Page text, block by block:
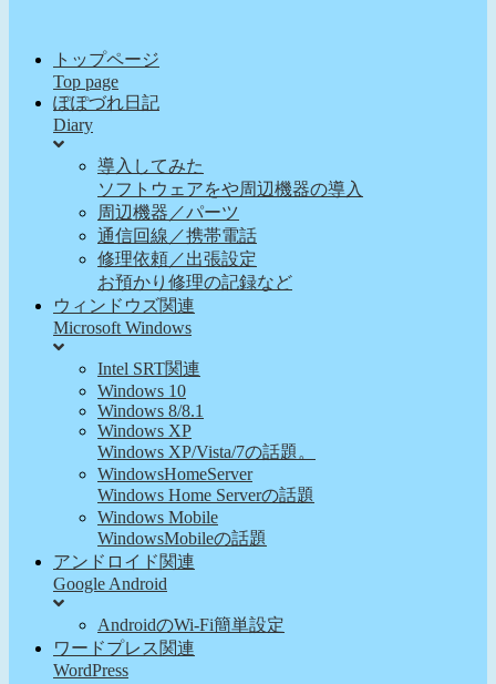
トップページ
Top page
ぽぽづれ日記
Diary
導入してみた
ソフトウェアをや周辺機器の導入
周辺機器／パーツ
通信回線／携帯電話
修理依頼／出張設定
お預かり修理の記録など
ウィンドウズ関連
Microsoft Windows
Intel SRT関連
Windows 10
Windows 8/8.1
Windows XP
Windows XP/Vista/7の話題。
WindowsHomeServer
Windows Home Serverの話題
Windows Mobile
WindowsMobileの話題
アンドロイド関連
Google Android
AndroidのWi-Fi簡単設定
ワードプレス関連
WordPress